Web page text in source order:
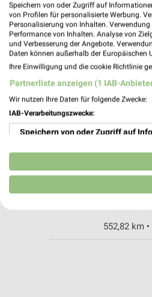
Fressnapf
Untere
66539
Heute
558,19 km
In den
552,82 km
Speichern von oder Zugriff auf
von Profilen für personalisierte Werbung.
Personalisierung von Inhalten.
Performance von Inhalten. Analyse von
und Verbesserung der Angebote.
Daten können außerhalb der Europäischen
Ihre Einwilligung und die cookie Richtlinie
Partnerliste anzeigen (1 IAB-
Wir nutzen Ihre Daten für folgende Zwecke:
IAB-Verarbeitungszwecke:
Speichern von oder Zugriff auf
Verwendung reduzierter Daten
Erstellung von Profilen für
Erstellung von Profilen zur